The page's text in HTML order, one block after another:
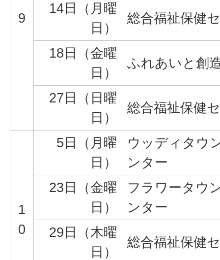
9
14日（月曜
日）
総合福祉保健
18日（金曜
日）
ふれあいと創
27日（日曜
日）
総合福祉保健
1
0
5日（月曜
日）
ウッディタウ
ンター
23日（金曜
日）
フラワータウ
ンター
29日（木曜
日）
総合福祉保健